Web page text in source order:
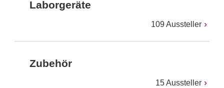
Laborgeräte
109 Aussteller
Zubehör
15 Aussteller